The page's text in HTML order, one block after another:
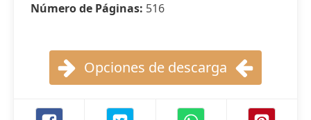
Número de Páginas: 516
Opciones de descarga